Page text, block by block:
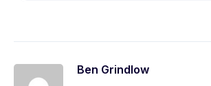
Ben Grindlow